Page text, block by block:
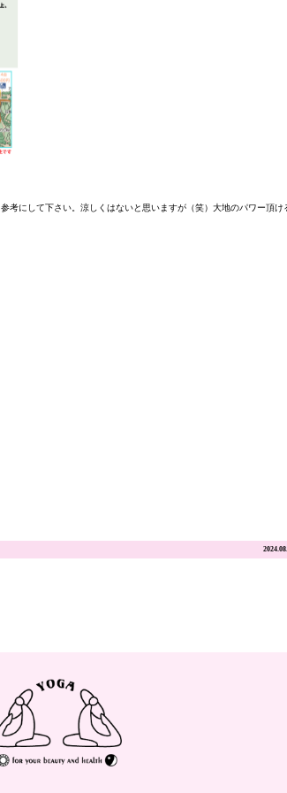
考にして下さい。涼しくはないと思いますが（笑）大地のパワー頂け